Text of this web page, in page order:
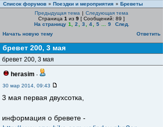
Список форумов » Поездки и мероприятия » Бреветы
Предыдущая тема | Следующая тема
Страница 1 из 9 [ Сообщений: 89 ]
На страницу 1 2 3 4 5 9
След.
Начать новую тему
Ответить
бревет 200, 3 мая
бревет 200, 3 мая
herasim -
30 мар 2014, 09:43
3 мая первая двухсотка,
информация о бревете -